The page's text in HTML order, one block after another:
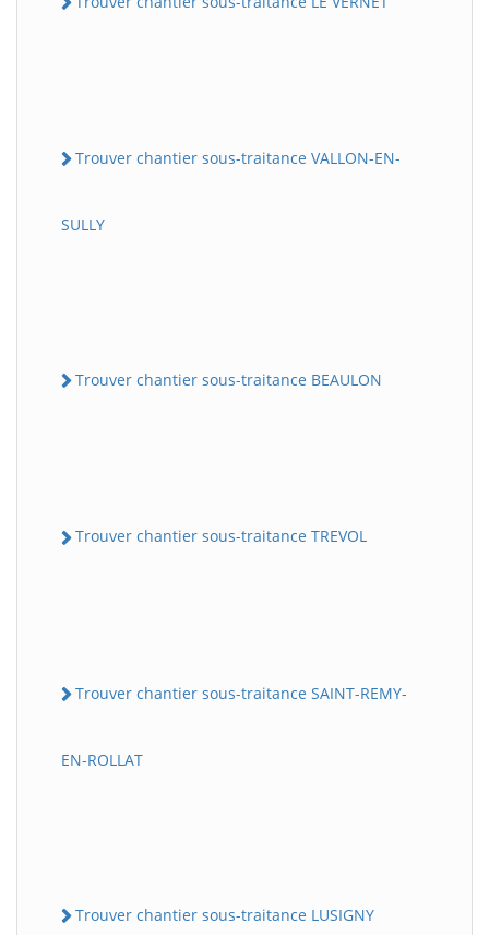
Trouver chantier sous-traitance VALLON-EN-
SULLY
Trouver chantier sous-traitance BEAULON
Trouver chantier sous-traitance TREVOL
Trouver chantier sous-traitance SAINT-REMY-
EN-ROLLAT
Trouver chantier sous-traitance LUSIGNY